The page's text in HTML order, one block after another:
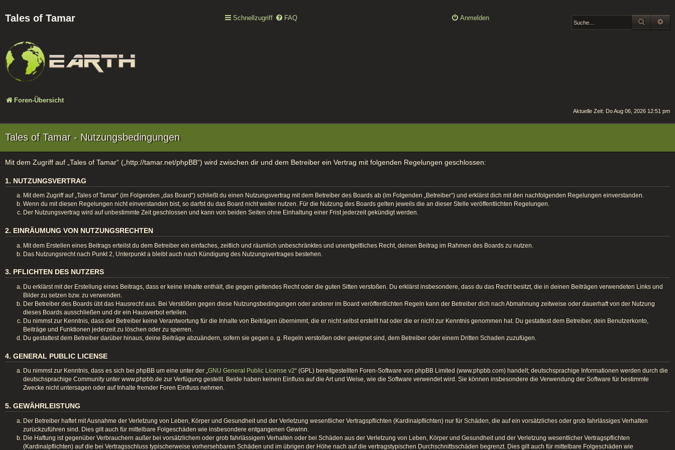
Tales of Tamar Schnellzugriff FAQ Anmelden SUCHE
Foren-Übersicht
Aktuelle Zeit: Do Aug 06, 2026 12:51 pm
Tales of Tamar - Nutzungsbedingungen
Mit dem Zugriff auf „Tales of Tamar“ („http://tamar.net/phpBB“) wird zwischen dir und dem Betreiber ein Vertrag mit folgenden Regelungen geschlossen:
1. NUTZUNGSVERTRAG
Mit dem Zugriff auf „Tales of Tamar“ (im Folgenden „das Board“) schließt du einen Nutzungsvertrag mit dem Betreiber des Boards ab (im Folgenden „Betreiber“) und erklärst dich mit den nachfolgenden Regelungen einverstanden.
Wenn du mit diesen Regelungen nicht einverstanden bist, so darfst du das Board nicht weiter nutzen. Für die Nutzung des Boards gelten jeweils die an dieser Stelle veröffentlichten Regelungen.
Der Nutzungsvertrag wird auf unbestimmte Zeit geschlossen und kann von beiden Seiten ohne Einhaltung einer Frist jederzeit gekündigt werden.
2. EINRÄUMUNG VON NUTZUNGSRECHTEN
Mit dem Erstellen eines Beitrags erteilst du dem Betreiber ein einfaches, zeitlich und räumlich unbeschränktes und unentgeltliches Recht, deinen Beitrag im Rahmen des Boards zu nutzen.
Das Nutzungsrecht nach Punkt 2, Unterpunkt a bleibt auch nach Kündigung des Nutzungsvertrages bestehen.
3. PFLICHTEN DES NUTZERS
Du erklärst mit der Erstellung eines Beitrags, dass er keine Inhalte enthält, die gegen geltendes Recht oder die guten Sitten verstoßen. Du erklärst insbesondere, dass du das Recht besitzt, die in deinen Beiträgen verwendeten Links und
Bilder zu setzen bzw. zu verwenden.
Der Betreiber des Boards übt das Hausrecht aus. Bei Verstößen gegen diese Nutzungsbedingungen oder anderer im Board veröffentlichten Regeln kann der Betreiber dich nach Abmahnung zeitweise oder dauerhaft von der Nutzung
dieses Boards ausschließen und dir ein Hausverbot erteilen.
Du nimmst zur Kenntnis, dass der Betreiber keine Verantwortung für die Inhalte von Beiträgen übernimmt, die er nicht selbst erstellt hat oder die er nicht zur Kenntnis genommen hat. Du gestattest dem Betreiber, dein Benutzerkonto,
Beiträge und Funktionen jederzeit zu löschen oder zu sperren.
Du gestattest dem Betreiber darüber hinaus, deine Beiträge abzuändern, sofern sie gegen o. g. Regeln verstoßen oder geeignet sind, dem Betreiber oder einem Dritten Schaden zuzufügen.
4. GENERAL PUBLIC LICENSE
Du nimmst zur Kenntnis, dass es sich bei phpBB um eine unter der „GNU General Public License v2“ (GPL) bereitgestellten Foren-Software von phpBB Limited (www.phpbb.com) handelt; deutschsprachige Informationen werden durch die
deutschsprachige Community unter www.phpbb.de zur Verfügung gestellt. Beide haben keinen Einfluss auf die Art und Weise, wie die Software verwendet wird. Sie können insbesondere die Verwendung der Software für bestimmte
Zwecke nicht untersagen oder auf Inhalte fremder Foren Einfluss nehmen.
5. GEWÄHRLEISTUNG
Der Betreiber haftet mit Ausnahme der Verletzung von Leben, Körper und Gesundheit und der Verletzung wesentlicher Vertragspflichten (Kardinalpflichten) nur für Schäden, die auf ein vorsätzliches oder grob fahrlässiges Verhalten
zurückzuführen sind. Dies gilt auch für mittelbare Folgeschäden wie insbesondere entgangenen Gewinn.
Die Haftung ist gegenüber Verbrauchern außer bei vorsätzlichem oder grob fahrlässigem Verhalten oder bei Schäden aus der Verletzung von Leben, Körper und Gesundheit und der Verletzung wesentlicher Vertragspflichten
(Kardinalpflichten) auf die bei Vertragsschluss typischerweise vorhersehbaren Schäden und im übrigen der Höhe nach auf die vertragstypischen Durchschnittsschäden begrenzt. Dies gilt auch für mittelbare Folgeschäden wie